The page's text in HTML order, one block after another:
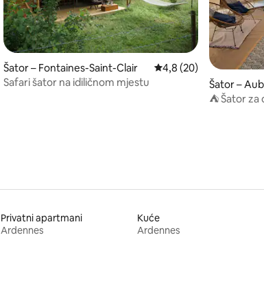
Šator – Fontaines-Saint-Clair Prosječna ocjena: 4,8/
4,8 (20)
Safari šator na idiličnom mjestu
Šator –
s
⛺ Šator za
Privatni apartmani
Ardennes
Kuće
Ardennes